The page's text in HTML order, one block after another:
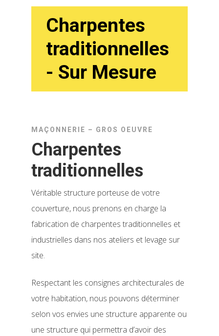
Charpentes
traditionnelles
- Sur Mesure
MAÇONNERIE – GROS OEUVRE
Charpentes
traditionnelles
Véritable structure porteuse de votre
couverture, nous prenons en charge la
fabrication de charpentes traditionnelles et
industrielles dans nos ateliers et levage sur
site.
Respectant les consignes architecturales de
votre habitation, nous pouvons déterminer
selon vos envies une structure apparente ou
une structure qui permettra d’avoir des